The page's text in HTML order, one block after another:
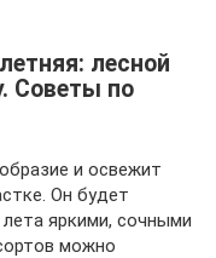
лесной
Советы по
и освежит
Он будет
яркими, сочными
можно